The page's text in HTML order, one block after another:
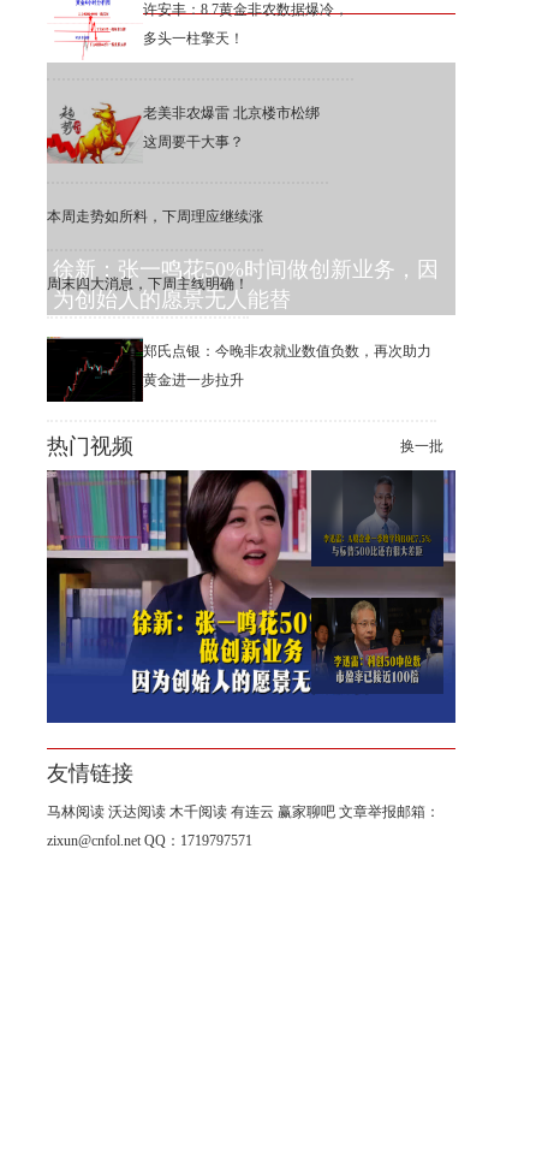
许安丰：8.7黄金非农数据爆冷，
多头一柱擎天！
老美非农爆雷 北京楼市松绑
这周要干大事？
本周走势如所料，下周理应继续涨
周末四大消息，下周主线明确！
郑氏点银：今晚非农就业数值负数，再次助力
黄金进一步拉升
热门视频 换一批
徐新：张一鸣花50%时间做创新业务，因
为创始人的愿景无人能替
李迅雷：6.3%的公司，撑起了
美股1万家公司的市值增长
李迅雷：A股一季度平均ROE
为7.5%，远低于标普500
李迅雷：科创50中位数市盈率
已接近100倍
友情链接
马林阅读 沃达阅读 木千阅读 有连云 赢家聊吧 文章举报邮箱：
zixun@cnfol.net QQ：1719797571